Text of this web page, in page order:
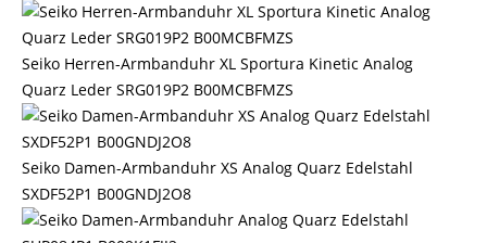
Seiko Herren-Armbanduhr XL Sportura Kinetic Analog
Quarz Leder SRG019P2 B00MCBFMZS
Seiko Damen-Armbanduhr XS Analog Quarz Edelstahl
SXDF52P1 B00GNDJ2O8